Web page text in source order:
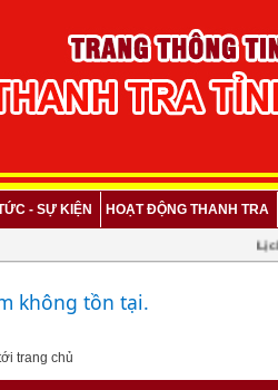
- SỰ KIỆN HOẠT ĐỘNG THANH TRA
không tồn tại.
trang chủ